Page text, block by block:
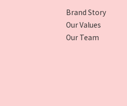
Brand Story
Our Values
Our Team